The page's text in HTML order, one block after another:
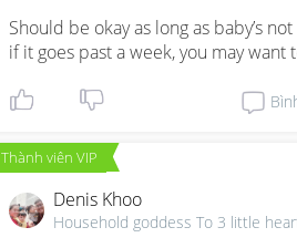
Should be okay as long as baby’s
if it goes past a week, you may want
Thành viên VIP
Denis Khoo
Household goddess To 3 little